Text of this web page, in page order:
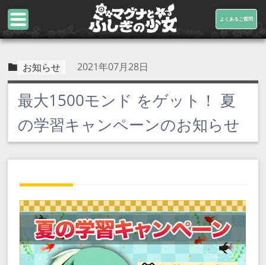
よくあるご質問
お知らせ 2021年07月28日
最大1500モンド をゲット！ 夏
の学習キャンペーンのお知らせ